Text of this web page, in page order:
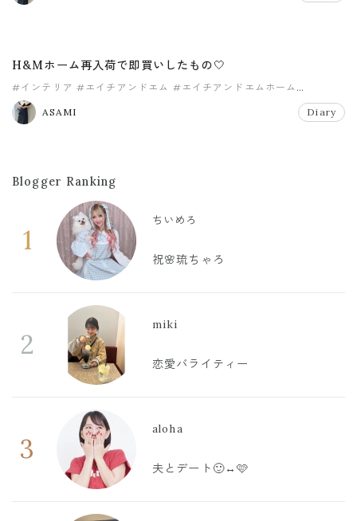
H&Mホーム再入荷で即買いしたもの🤍
#インテリア #エイチアンドエム #エイチアンドエムホーム
#マイホーム
ASAMI
Diary
Blogger Ranking
1
ちいめろ
祝🌸琉ちゃろ
2
miki
恋愛バライティー
3
aloha
夫とデート🙂‍↔️🩷